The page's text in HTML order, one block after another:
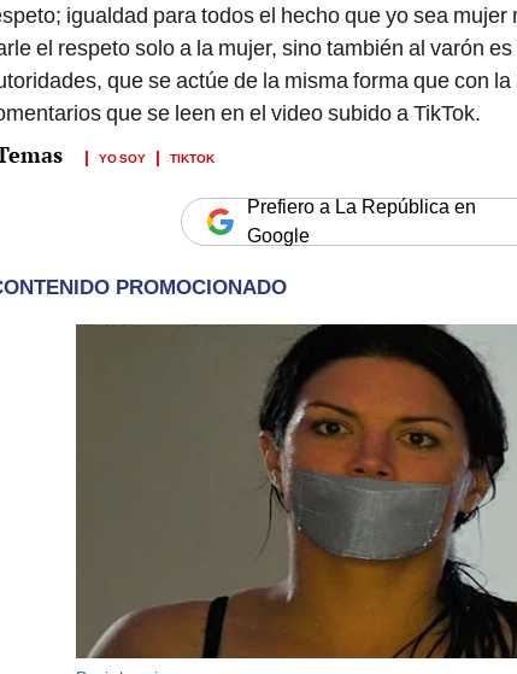
igualdad para todos el hecho que yo sea
el respeto solo a la mujer, sino también al varón es
que se actúe de la misma forma que con
que se leen en el video subido a TikTok.
YO SOY TIKTOK
Prefiero a La República en
Google